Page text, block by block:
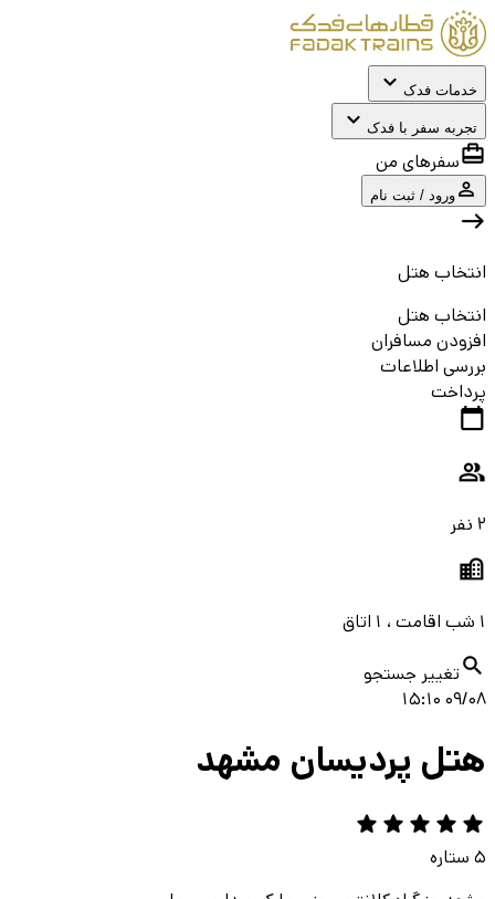
خدمات فدک
تجربه سفر با فدک
سفرهای من
ورود / ثبت نام
انتخاب هتل
انتخاب هتل
افزودن مسافران
بررسی اطلاعات
پرداخت
2 نفر
1 شب اقامت ، 1 اتاق
تغییر جستجو
09/08 15:10
هتل پردیسان مشهد
5 ستاره